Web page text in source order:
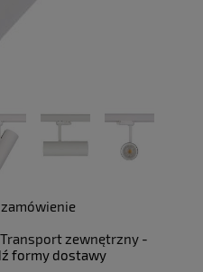
zewnętrzny -
formy dostawy